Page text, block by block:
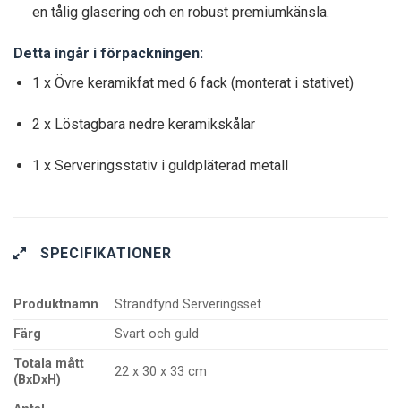
en tålig glasering och en robust premiumkänsla.
Detta ingår i förpackningen:
1 x Övre keramikfat med 6 fack (monterat i stativet)
2 x Löstagbara nedre keramikskålar
1 x Serveringsstativ i guldpläterad metall
SPECIFIKATIONER
Produktnamn
Strandfynd Serveringsset
Färg
Svart och guld
Totala mått
(BxDxH)
22 x 30 x 33 cm